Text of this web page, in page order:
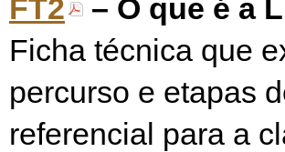
FT2
– O que é a
Ficha técnica que
percurso e etapas
referencial para a